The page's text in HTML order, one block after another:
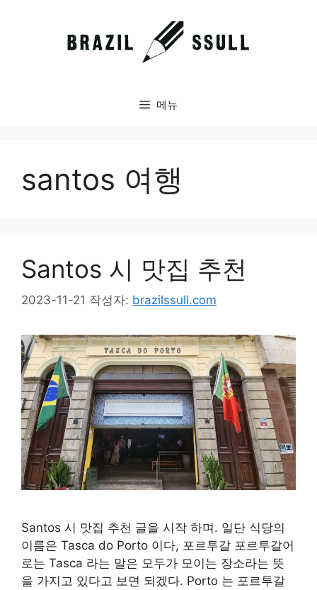
메뉴
santos 여행
Santos 시 맛집 추천
2023-11-21 작성자: brazilssull.com
Santos 시 맛집 추천 글을 시작 하며. 일단 식당의
이름은 Tasca do Porto 이다, 포르투갈 포르투갈어
로는 Tasca 라는 말은 모두가 모이는 장소라는 뜻
을 가지고 있다고 보면 되겠다. Porto 는 포르투갈